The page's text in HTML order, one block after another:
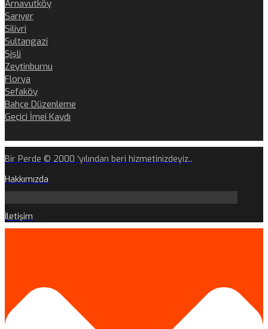
Arnavutköy
Sarıyer
Silivri
Sultangazi
Şişli
Zeytinburnu
Florya
Sefaköy
Bahçe Düzenleme
Geçici İmei Kaydı
Bir Perde © 2000 'yılından beri hizmetinizdeyiz..
Hakkımızda
İletişim